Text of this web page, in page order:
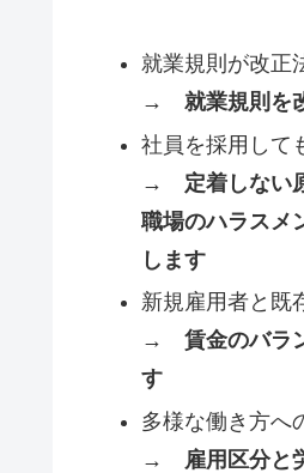
就業規則が改正
→ 就業規則を
社員を採用して
→ 定着しない原
職場のハラスメ
します
新規雇用者と既
→ 賃金のバラン
す
多様な働き方へ
→ 雇用区分と労